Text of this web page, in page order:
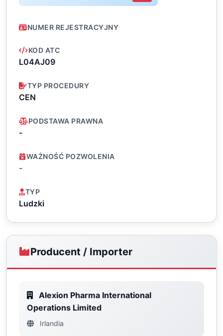
NUMER REJESTRACYJNY
KOD ATC
L04AJ09
TYP PROCEDURY
CEN
PODSTAWA PRAWNA
-
WAŻNOŚĆ POZWOLENIA
-
TYP
Ludzki
Producent / Importer
Alexion Pharma International
Operations Limited
Irlandia